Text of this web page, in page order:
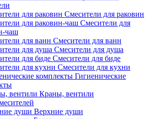
Смесители для раковин
Смесители для
чаш
Смесители для ванн
Смесители для душа
Смесители для биде
Смесители для кухни
Гигиенические
Краны, вентили
Верхние души